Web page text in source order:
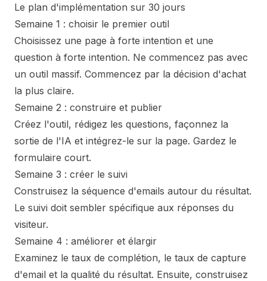
Le plan d'implémentation sur 30 jours
Semaine 1 : choisir le premier outil
Choisissez une page à forte intention et une
question à forte intention. Ne commencez pas avec
un outil massif. Commencez par la décision d'achat
la plus claire.
Semaine 2 : construire et publier
Créez l'outil, rédigez les questions, façonnez la
sortie de l'IA et intégrez-le sur la page. Gardez le
formulaire court.
Semaine 3 : créer le suivi
Construisez la séquence d'emails autour du résultat.
Le suivi doit sembler spécifique aux réponses du
visiteur.
Semaine 4 : améliorer et élargir
Examinez le taux de complétion, le taux de capture
d'email et la qualité du résultat. Ensuite, construisez